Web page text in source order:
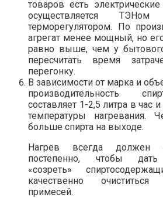
товаров есть
осуществляется
терморегулятором. По
агрегат менее мощный, но
равно выше, чем у
пересчитать время
перегонку.
В зависимости от марка и
производительность
составляет 1-2,5 литра в час
температуры
больше спирта на выходе.
Нагрев всегда должен
постепенно, чтобы
«созреть»
качественно
примесей.